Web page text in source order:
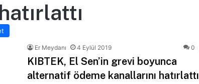
Er Meydanı 4 Eylül 2019 0
KIBTEK, El Sen’in grevi boyunca
alternatif ödeme kanallarını hatırlattı